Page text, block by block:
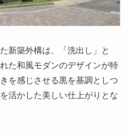
新築外構は、「洗出し」と
た和風モダンのデザインが特
を感じさせる黒を基調としつ
活かした美しい仕上がりとな